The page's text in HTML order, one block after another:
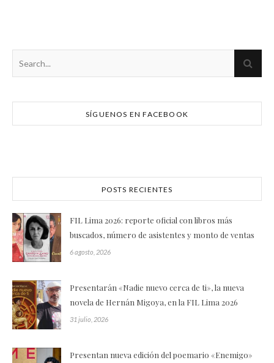
SÍGUENOS EN FACEBOOK
POSTS RECIENTES
FIL Lima 2026: reporte oficial con libros más
buscados, número de asistentes y monto de ventas
6 agosto, 2026
Presentarán «Nadie nuevo cerca de ti», la nueva
novela de Hernán Migoya, en la FIL Lima 2026
31 julio, 2026
Presentan nueva edición del poemario «Enemigo»